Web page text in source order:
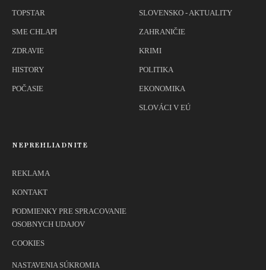
TOPSTAR
SME CHLAPI
ZDRAVIE
HISTORY
POČASIE
SLOVENSKO - AKTUALITY
ZAHRANIČIE
KRIMI
POLITIKA
EKONOMIKA
SLOVÁCI V EÚ
NEPREHLIADNITE
REKLAMA
KONTAKT
PODMIENKY PRE SPRACOVANIE
OSOBNYCH UDAJOV
COOKIES
NASTAVENIA SÚKROMIA